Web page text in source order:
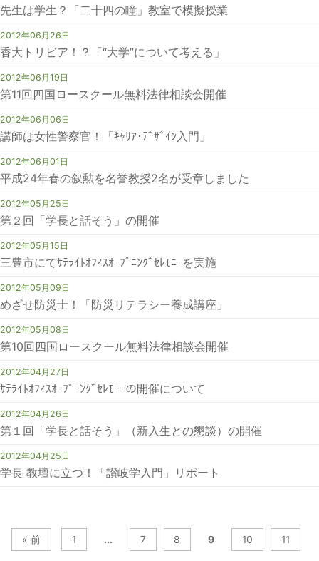
先生は学生？「二十四の瞳」教室で模擬授業
2012年06月26日
香大トリビア！？「“大学”について考える」
2012年06月19日
第11回四国ロースクール無料法律相談会開催
2012年06月06日
講師は女性警察官！「ｷｬﾘｱ･ﾃﾞｻﾞｲﾝ入門」
2012年06月01日
平成24年春の叙勲を名誉教授2名が受章しました
2012年05月25日
第２回「学長と話そう」の開催
2012年05月15日
三豊市にてｻﾃﾗｲﾄｵﾌｨｽｵｰﾌﾟﾆﾝｸﾞｾﾚﾓﾆｰを実施
2012年05月09日
めざせ防災士！「防災リテラシー養成講座」
2012年05月08日
第10回四国ロースクール無料法律相談会開催
2012年04月27日
ｻﾃﾗｲﾄｵﾌｨｽｵｰﾌﾟﾆﾝｸﾞｾﾚﾓﾆｰの開催について
2012年04月26日
第１回「学長と話そう」（新入生との懇談）の開催
2012年04月25日
学長 教壇に立つ！「讃岐学入門」リポート
« 前 1 ... 7 8 9 10 11